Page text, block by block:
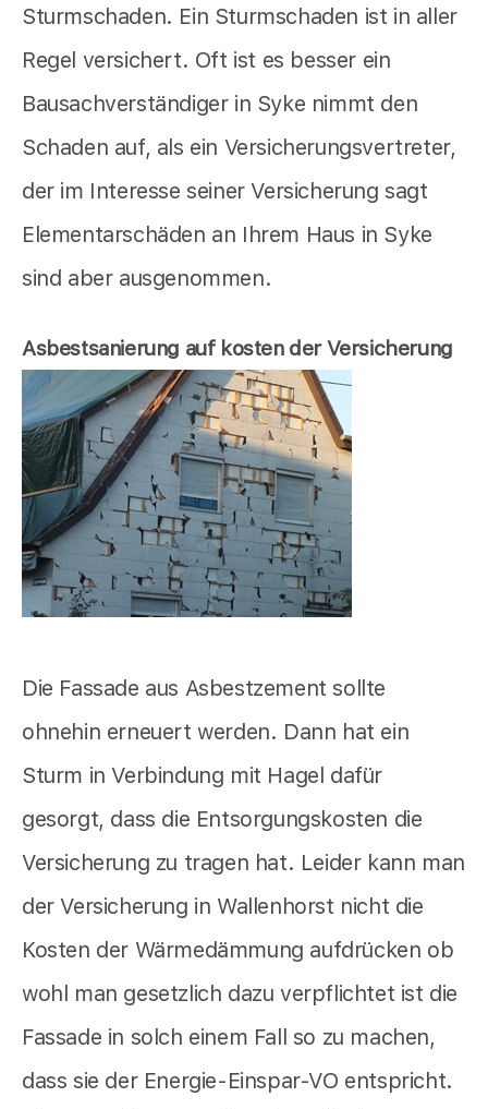
Sturmschaden. Ein Sturmschaden ist in aller
Regel versichert. Oft ist es besser ein
Bausachverständiger in Syke nimmt den
Schaden auf, als ein Versicherungsvertreter,
der im Interesse seiner Versicherung sagt
Elementarschäden an Ihrem Haus in Syke
sind aber ausgenommen.
Asbestsanierung auf kosten der Versicherung
Die Fassade aus Asbestzement sollte
ohnehin erneuert werden. Dann hat ein
Sturm in Verbindung mit Hagel dafür
gesorgt, dass die Entsorgungskosten die
Versicherung zu tragen hat. Leider kann man
der Versicherung in Wallenhorst nicht die
Kosten der Wärmedämmung aufdrücken ob
wohl man gesetzlich dazu verpflichtet ist die
Fassade in solch einem Fall so zu machen,
dass sie der Energie-Einspar-VO entspricht.